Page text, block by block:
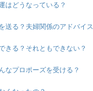
はどうなっている？
送る？夫婦関係のアドバイス
きる？それともできない？
なプロポーズを受ける？